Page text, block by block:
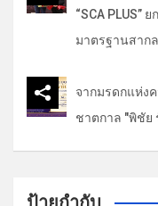
“SCA PLUS”
มาตรฐานสาก
จากมรดกแห่ง
ชาตกาล "พิชัย